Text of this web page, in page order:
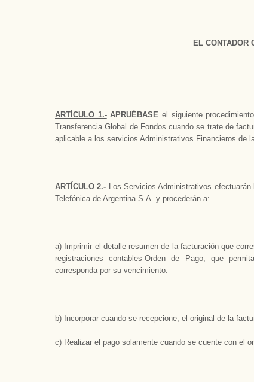
EL CONTADOR
ARTÍCULO 1.-APRUÉBASE el siguiente
Transferencia Global de Fondos cuando se trate de
aplicable a los servicios Administrativos Financieros de
ARTÍCULO 2.- Los Servicios Administrativos
Telefónica de Argentina S.A. y procederán a:
a) Imprimir el detalle resumen de la facturación que
registraciones contables-Orden de Pago, que
corresponda por su vencimiento.
b) Incorporar cuando se recepcione, el original de la
c) Realizar el pago solamente cuando se cuente con el